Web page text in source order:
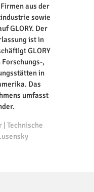
aus der
sowie
GLORY. Der
ist in
GLORY
,
in
Das
umfasst
Technische